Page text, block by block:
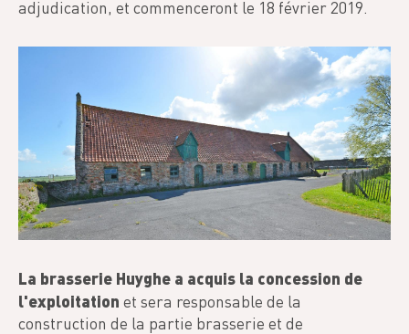
adjudication, et commenceront le 18 février 2019.
La brasserie Huyghe a acquis la concession de
l'exploitation et sera responsable de la
construction de la partie brasserie et de